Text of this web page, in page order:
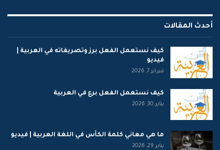
أحدث المقالات
كيف نستعمل الفعل برز وتصريفاته في العربية |
فيديو
فبراير 7, 2026
كيف نستعمل الفعل برع في العربية
يناير 30, 2026
ما هي معاني كلمة الكأس في اللغة العربية | فيديو
يناير 29, 2026